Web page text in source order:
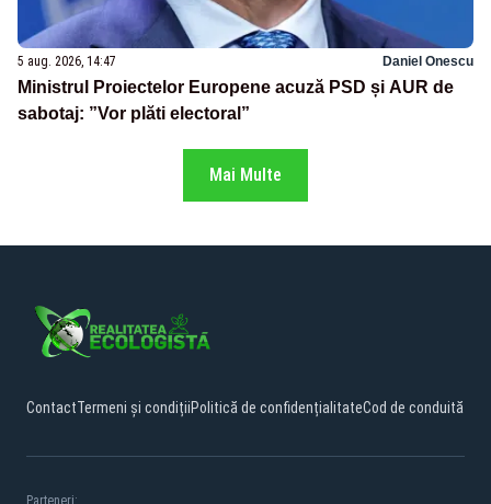
5 aug. 2026, 14:47 Daniel Onescu
Ministrul Proiectelor Europene acuză PSD și AUR de
sabotaj: ”Vor plăti electoral”
Mai Multe
ContactTermeni și condițiiPolitică de confidențialitateCod de conduită
Parteneri: